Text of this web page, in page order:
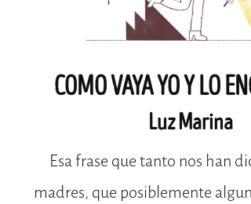
COMO VAYA YO Y LO
Luz Marina
Esa frase que tanto nos han
madres, que posiblemente